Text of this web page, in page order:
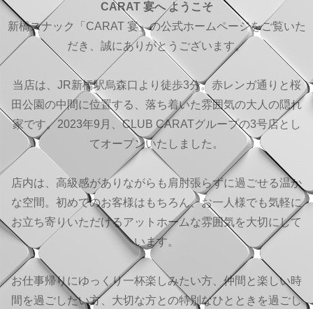
CARAT 宴へ ようこそ
新橋スナック「CARAT 宴」の公式ホームページをご覧いた
だき、誠にありがとうございます。
当店は、JR新橋駅烏森口より徒歩3分。赤レンガ通りと桜
田公園の中間に位置する、落ち着いた雰囲気の大人の隠れ
家です。2023年9月、CLUB CARATグループの3号店とし
てオープンいたしました。
店内は、高級感がありながらも肩肘張らずに過ごせる温か
な空間。初めてのお客様はもちろん、お一人様でも気軽に
お立ち寄りいただけるアットホームな雰囲気を大切にして
います。
お仕事帰りにゆっくり一杯楽しみたい方、仲間と楽しい時
間を過ごしたい方、大切な方との特別なひとときを過ごし